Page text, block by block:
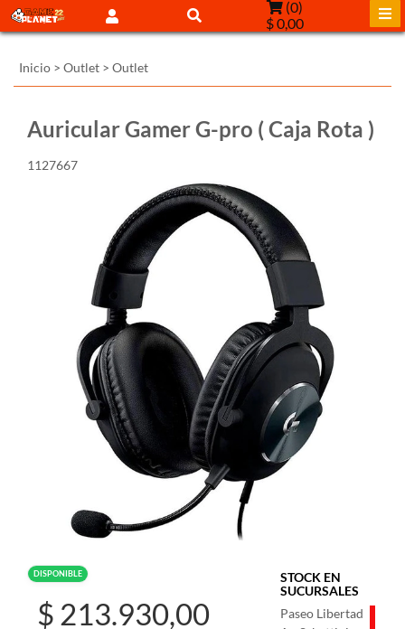
(0)
$ 0,00
Inicio > Outlet > Outlet
Auricular Gamer G-pro ( Caja Rota )
1127667
DISPONIBLE
STOCK EN
SUCURSALES
Paseo Libertad
$ 213.930,00